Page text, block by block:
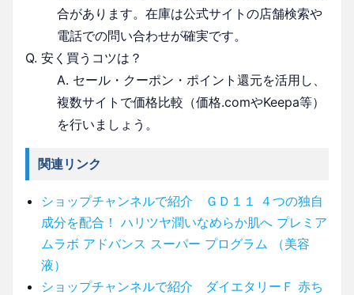
合があります。在庫は公式サイトの店舗検索や
電話での問い合わせが確実です。
Q. 安く買うコツは？
A. セール・クーポン・ポイント還元を活用し、
複数サイトで価格比較（価格.comやKeepa等）
を行いましょう。
関連リンク
ショップチャンネルで紹介 ＧＤ１１ ４つの独自
成分を配合！ ハリツヤ潤いなめらか肌へ プレミア
ムラボ アドバンス スーパー プログラム （美容
液）
ショップチャンネルで紹介 ダイエタリーＦ 赤ち